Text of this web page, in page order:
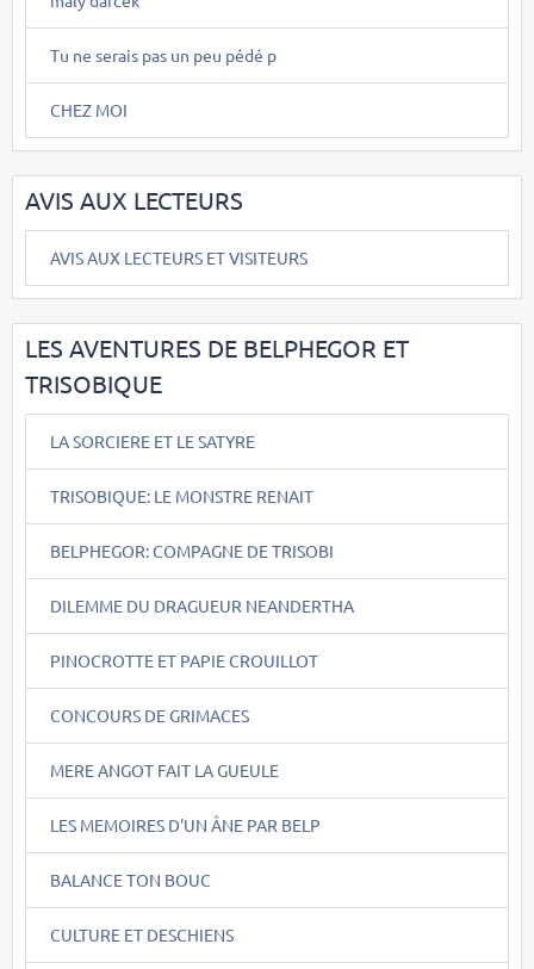
Tu ne serais pas un peu pédé p
CHEZ MOI
AVIS AUX LECTEURS
AVIS AUX LECTEURS ET VISITEURS
LES AVENTURES DE BELPHEGOR ET
TRISOBIQUE
LA SORCIERE ET LE SATYRE
TRISOBIQUE: LE MONSTRE RENAIT
BELPHEGOR: COMPAGNE DE TRISOBI
DILEMME DU DRAGUEUR NEANDERTHA
PINOCROTTE ET PAPIE CROUILLOT
CONCOURS DE GRIMACES
MERE ANGOT FAIT LA GUEULE
LES MEMOIRES D'UN ÂNE PAR BELP
BALANCE TON BOUC
CULTURE ET DESCHIENS